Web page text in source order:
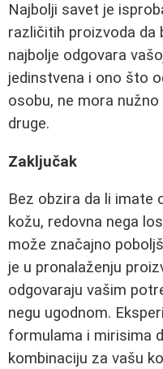
Najbolji savet je
različitih proizvoda da
najbolje odgovara
jedinstvena i ono što
osobu, ne mora
druge.
Zaključak
Bez obzira da li imate
kožu, redovna nega
može značajno
je u pronalaženju
odgovaraju vašim
negu ugodnom.
formulama i mirisima
kombinaciju za vašu